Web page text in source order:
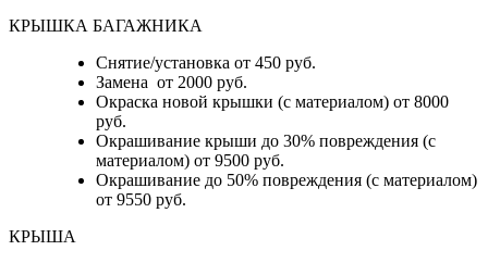
КРЫШКА БАГАЖНИКА
Снятие/установка от 450 руб.
Замена от 2000 руб.
Окраска новой крышки (с материалом) от 8000
руб.
Окрашивание крыши до 30% повреждения (с
материалом) от 9500 руб.
Окрашивание до 50% повреждения (с материалом)
от 9550 руб.
КРЫША